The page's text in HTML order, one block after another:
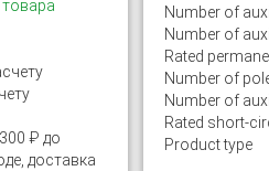
₽ до
доставка
Number of
Number of
Rated
Number of
Number of
Rated short-
Product type